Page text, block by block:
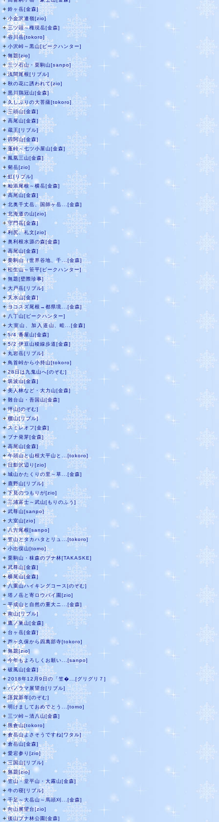
＋ 鈴ヶ岳[金森]
＋小金沢連嶺[zio]
＋三ツ頭～権現岳[金森]
＋谷川岳[tokoro]
＋ 小沢峠～黒山[ピークハンター]
＋無題[zio]
＋三ツ石山・栗駒山[sanpo]
＋浅間尾根[リブル]
＋ 秋の花に誘われて[zio]
＋ 黒川鶏冠山[金森]
＋久しぶりの大菩薩[tokoro]
＋三頭山[金森]
＋ 高尾山[金森]
＋ 蔵王[リブル]
＋四阿山[金森]
＋蓬峠～七ツ小屋山[金森]
＋ 鳳凰三山[金森]
＋ 剱岳[zio]
＋虹[リブル]
＋杣添尾根～横岳[金森]
＋高尾山[金森]
＋ 北奥千丈岳、国師ヶ岳...[金森]
＋北海道の山[zio]
＋守門岳[金森]
＋利尻、礼文[zio]
＋ 奥利根水源の森[金森]
＋ 高尾山[金森]
＋栗駒山（世界谷地、千...[金森]
＋松生山～笹平[ピークハンター]
＋ 無題[壁際珍事]
＋ 大戸岳[リブル]
＋天水山[金森]
＋ヨコスズ尾根→都県境...[金森]
＋ 八丁山[ピークハンター]
＋ 大室山、加入道山、畦...[金森]
＋5/4 番屋山[金森]
＋5/2 伊豆山稜線歩道[金森]
＋ 丸岩岳[リブル]
＋ 鳥首峠から小持山[tokoro]
＋28日は九鬼山へ[のぞむ]
＋筑波山[金森]
＋美人林など・大力山[金森]
＋ 難台山・吾国山[金森]
＋坪山[のぞむ]
＋棚山[リブル]
＋スミレオフ[金森]
＋ ブナ発芽[金森]
＋ 高尾山[金森]
＋午頭山と山根大平山と...[tokoro]
＋日影沢辺り[zio]
＋ 城山かたくりの里～草...[金森]
＋ 鹿野山[リブル]
＋下見のつもりが[zio]
＋三浦富士～武山[もりのふう]
＋ 武尊山[sanpo]
＋ 大室山[zio]
＋八方尾根[sanpo]
＋笠山とタカハタとリュ...[tokoro]
＋ 小出俣山[tomo]
＋ 栗駒山・秣森のブナ林[TAKASKE]
＋武尊山[金森]
＋横尾山[金森]
＋八重山ハイキングコース[のぞむ]
＋ 塔ノ岳と寄ロウバイ園[zio]
－平成山と自然の重大ニ...[金森]
＋南山[リブル]
＋鷹ノ巣山[金森]
＋ 台ヶ岳[金森]
＋ 芦ヶ久保から四萬部寺[tokoro]
＋無題[zio]
＋今年もよろしくお願い...[sanpo]
＋ 破風山[金森]
＋ 2018年12月9日の「笠�...[グリグリ７]
＋パノラマ展望台[リブル]
＋謹賀新年[のぞむ]
＋ 明けましておめでとう...[tomo]
＋ 三ツ峠～清八山[金森]
＋熊倉山[tokoro]
＋倉岳山よさそうですね[ワタル]
＋倉岳山[金森]
＋ 愛宕参り[zio]
＋三国山[リブル]
＋無題[zio]
＋笠山・堂平山・大霧山[金森]
＋ 牛の寝[リブル]
＋千足～大岳山～馬頭刈...[金森]
＋向山展望台[zio]
＋後山ブナ林公園[金森]